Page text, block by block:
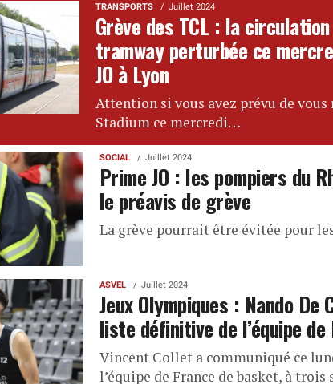
TRANSPORTS Juillet 2024
Grève des TCL : la
tramway perturbée ce
JO à Lyon
Attention si vous avez prévu de vous
Stadium ce mercredi…
SOCIAL Juillet 2024
Prime JO : les pompiers du
le préavis de grève
La grève pourrait être évitée pour
ASVEL Juillet 2024
Jeux Olympiques : Nando De
liste définitive de l’équipe
Vincent Collet a communiqué ce
l’équipe de France de basket, à trois